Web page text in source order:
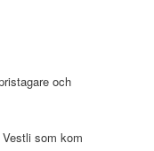
och
som kom